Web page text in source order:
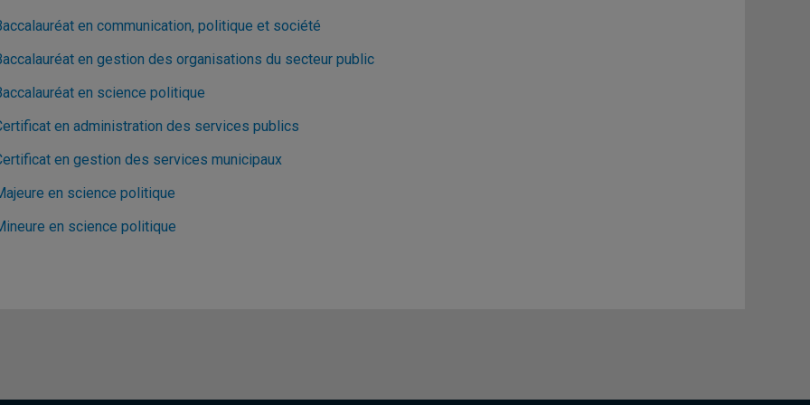
en communication, politique et société
en gestion des organisations du secteur public
en science politique
en administration des services publics
en gestion des services municipaux
en science politique
en science politique